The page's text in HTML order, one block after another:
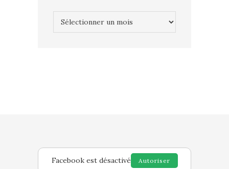
Facebook est désactivé Autoriser